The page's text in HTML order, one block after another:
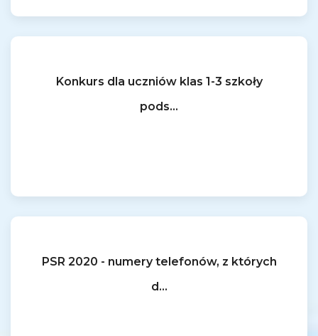
Konkurs dla uczniów klas 1-3 szkoły
pods...
PSR 2020 - numery telefonów, z których
d...